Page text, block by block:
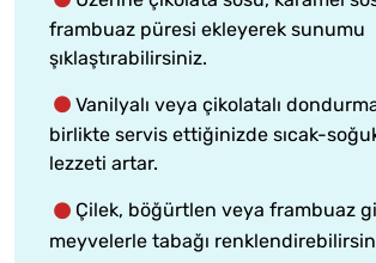
frambuaz püresi ekleyerek sunumu
şıklaştırabilirsiniz.
Vanilyalı veya çikolatalı
birlikte servis ettiğinizde sıcak-
lezzeti artar.
Çilek, böğürtlen veya frambuaz
meyvelerle tabağı